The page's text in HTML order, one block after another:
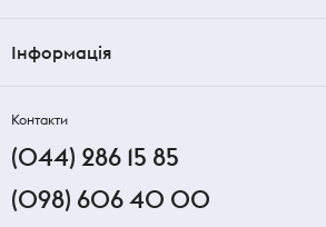
Інформація
Контакти
(044) 286 15 85
(098) 606 40 00